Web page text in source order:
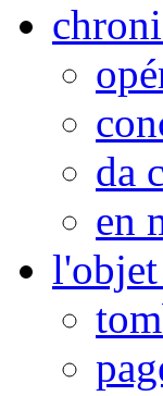
da
en
l'objet